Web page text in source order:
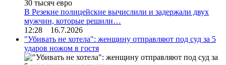
В Резекне полицейские вычислили и задержали двух
мужчин, которые решили…
12:28 16.7.2026
"Убивать не хотела": женщину отправляют под суд за 5
ударов ножом в гостя